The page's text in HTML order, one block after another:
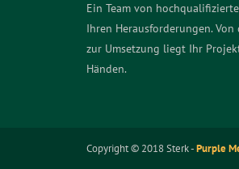
Ein Team von
Ihren Herausforderungen.
zur Umsetzung liegt Ihr
Händen.
Copyright © 2018 Sterk -Purple